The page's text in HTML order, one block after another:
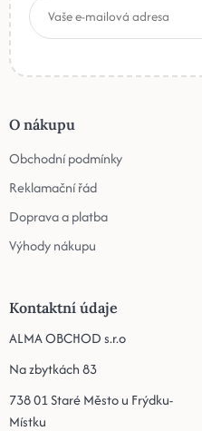
O nákupu
Obchodní podmínky
Reklamační řád
Doprava a platba
Výhody nákupu
Kontaktní údaje
ALMA OBCHOD s.r.o
Na zbytkách 83
738 01 Staré Město u Frýdku-
Místku